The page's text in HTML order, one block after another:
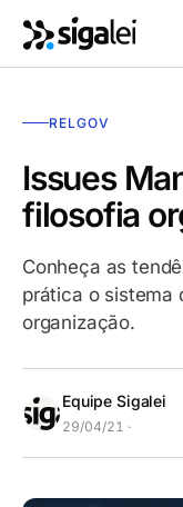
RELGOV
Issues
filosofia
Conheça as
prática o sistema
organização.
Equipe Sigalei
29/04/21 ·